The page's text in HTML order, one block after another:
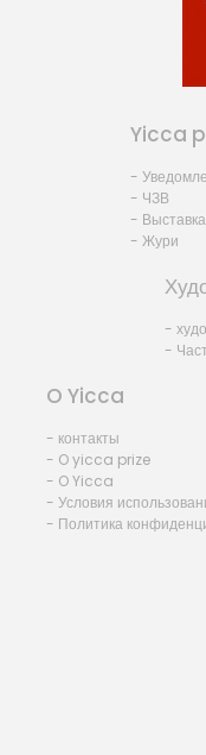
Yicca
-
- ЧЗВ
- Выставка
- Жури
-
-
O Yicca
- контакты
- O yicca prize
- O Yicca
- Условия
- Политика